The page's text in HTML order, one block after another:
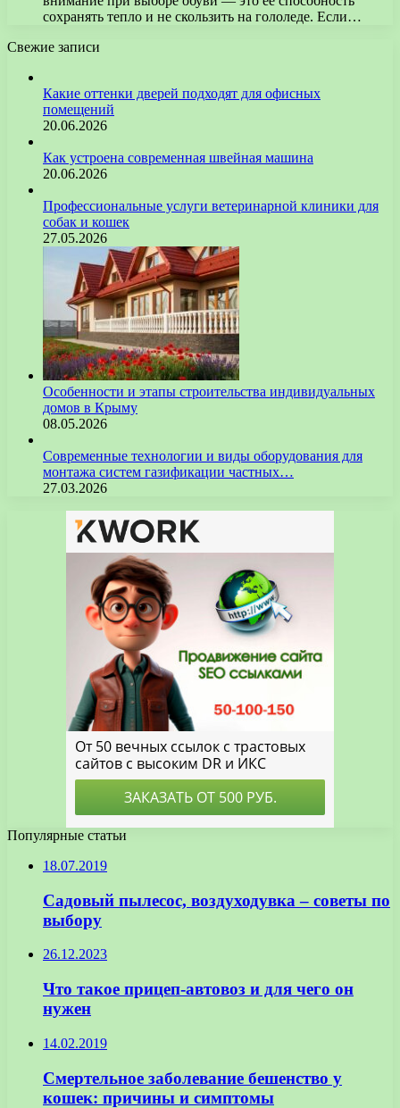
сохранять тепло и не скользить на гололеде. Если…
Свежие записи
Какие оттенки дверей подходят для офисных
помещений
20.06.2026
Как устроена современная швейная машина
20.06.2026
Профессиональные услуги ветеринарной клиники для
собак и кошек
27.05.2026
Особенности и этапы строительства индивидуальных
домов в Крыму
08.05.2026
Современные технологии и виды оборудования для
монтажа систем газификации частных…
27.03.2026
Популярные статьи
18.07.2019
Садовый пылесос, воздуходувка – советы по
выбору
26.12.2023
Что такое прицеп-автовоз и для чего он
нужен
14.02.2019
Смертельное заболевание бешенство у
кошек: причины и симптомы